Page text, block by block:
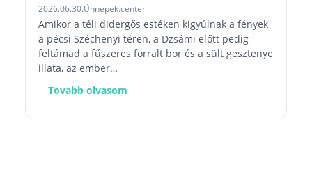
2026.06.30.Ünnepek.center
Amikor a téli didergős estéken kigyúlnak a fények
a pécsi Széchenyi téren, a Dzsámi előtt pedig
feltámad a fűszeres forralt bor és a sült gesztenye
illata, az ember…
Tovabb olvasom